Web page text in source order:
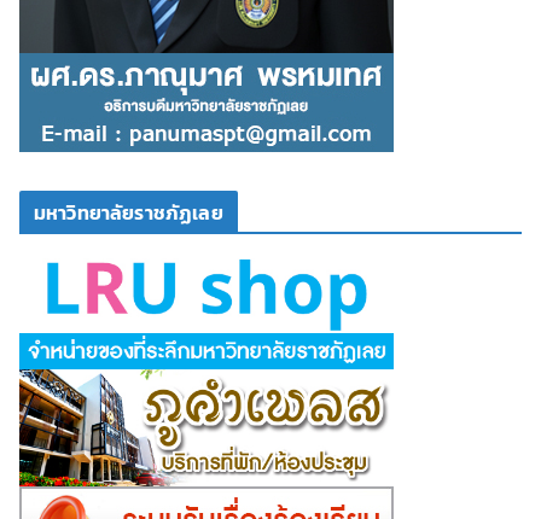
มหาวิทยาลัยราชภัฏเลย